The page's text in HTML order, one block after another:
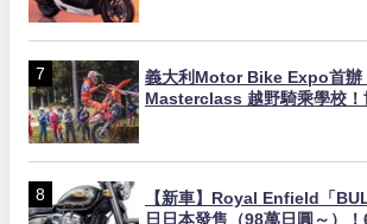
義大利Motor Bike Expo首辦
Masterclass 越野騎乘學校
【新車】Royal Enfield「
日日本發售（98萬日圓～）